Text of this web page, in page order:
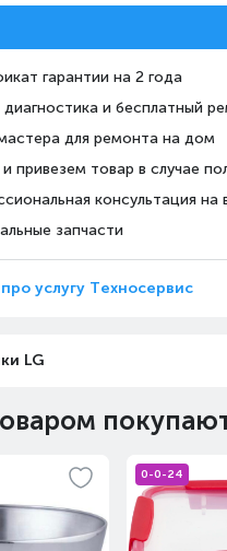
гарантии на 2 года
и бесплатный
для ремонта на дом
привезем товар в случае
консультация на
запчасти
услугу Техносервис
LG
0-0-24